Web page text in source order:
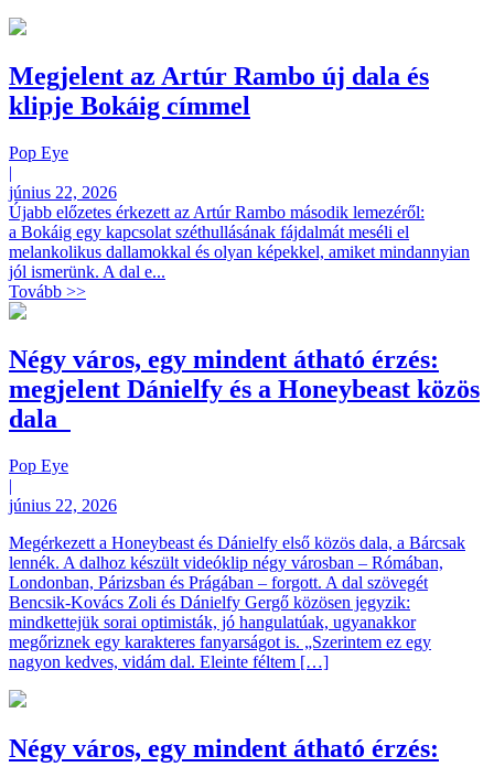
Megjelent az Artúr Rambo új dala és
klipje Bokáig címmel
Pop Eye
|
június 22, 2026
Újabb előzetes érkezett az Artúr Rambo második lemezéről:
a Bokáig egy kapcsolat széthullásának fájdalmát meséli el
melankolikus dallamokkal és olyan képekkel, amiket mindannyian
jól ismerünk. A dal e...
Tovább >>
Négy város, egy mindent átható érzés:
megjelent Dánielfy és a Honeybeast közös
dala
Pop Eye
|
június 22, 2026
Megérkezett a Honeybeast és Dánielfy első közös dala, a Bárcsak
lennék. A dalhoz készült videóklip négy városban – Rómában,
Londonban, Párizsban és Prágában – forgott. A dal szövegét
Bencsik-Kovács Zoli és Dánielfy Gergő közösen jegyzik:
mindkettejük sorai optimisták, jó hangulatúak, ugyanakkor
megőriznek egy karakteres fanyarságot is. „Szerintem ez egy
nagyon kedves, vidám dal. Eleinte féltem […]
Négy város, egy mindent átható érzés: